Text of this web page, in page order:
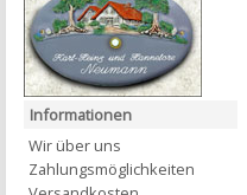
Informationen
Wir über uns
Zahlungsmöglichkeiten